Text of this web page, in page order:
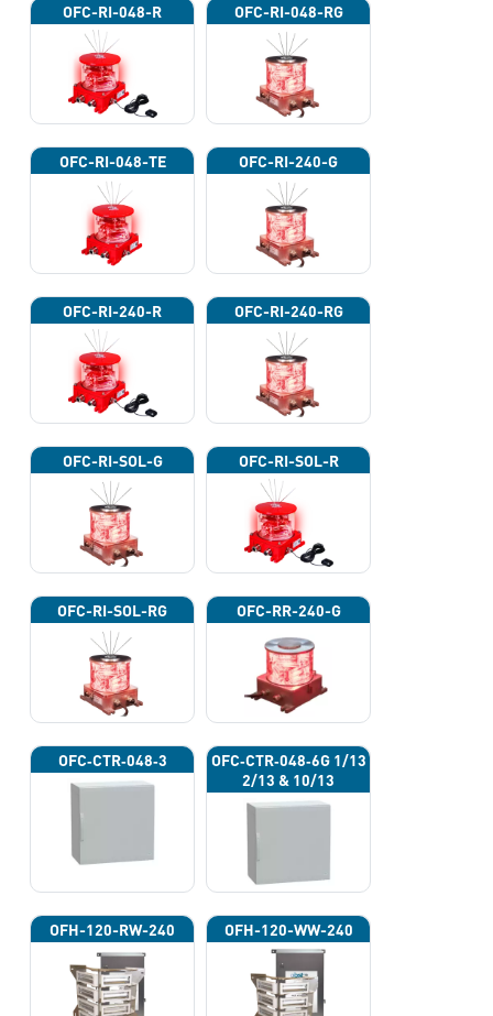
OFC-RI-048-R OFC-RI-048-RG
OFC-RI-048-TE OFC-RI-240-G
OFC-RI-240-R OFC-RI-240-RG
OFC-RI-SOL-G OFC-RI-SOL-R
OFC-RI-SOL-RG OFC-RR-240-G
OFC‐CTR‐048‐3
OFC‐CTR‐048‐6G 1/13
2/13 & 10/13
OFH-120-RW-240 OFH-120-WW-240